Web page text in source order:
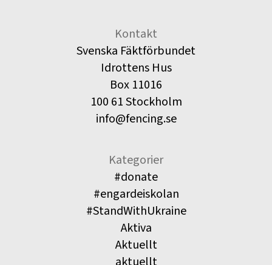
Kontakt
Svenska Fäktförbundet
Idrottens Hus
Box 11016
100 61 Stockholm
info@fencing.se
Kategorier
#donate
#engardeiskolan
#StandWithUkraine
Aktiva
Aktuellt